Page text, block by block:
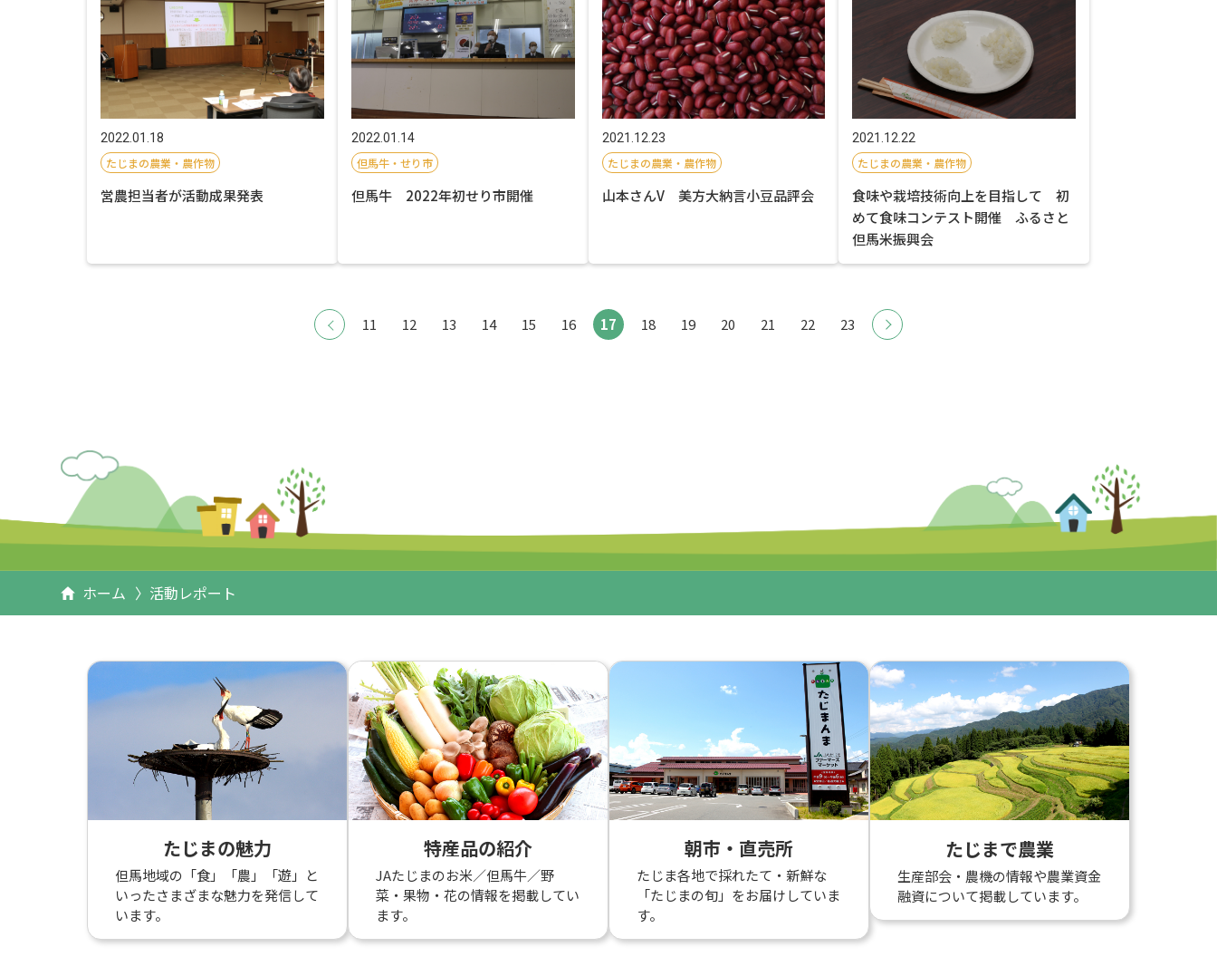
2022.01.18
たじまの農業・農作物
営農担当者が活動成果発表
2022.01.14
但馬牛・せり市
但馬牛 2022年初せり市開催
2021.12.23
たじまの農業・農作物
山本さんV 美方大納言小豆品評会
2021.12.22
たじまの農業・農作物
食味や栽培技術向上を目指して 初
めて食味コンテスト開催 ふるさと
但馬米振興会
11 12 13 14 15 16 17 18 19 20 21 22 23
ホーム 活動レポート
たじまの魅力
但馬地域の「食」「農」「遊」と
いったさまざまな魅力を発信して
います。
特産品の紹介
JAたじまのお米／但馬牛／野
菜・果物・花の情報を掲載してい
ます。
朝市・直売所
たじま各地で採れたて・新鮮な
「たじまの旬」をお届けしていま
す。
たじまで農業
生産部会・農機の情報や農業資金
融資について掲載しています。